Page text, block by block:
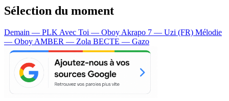
Sélection du moment
Demain — PLK Avec Toi — Oboy Akrapo 7 — Uzi (FR) Mélodie
— Oboy AMBER — Zola BECTE — Gazo